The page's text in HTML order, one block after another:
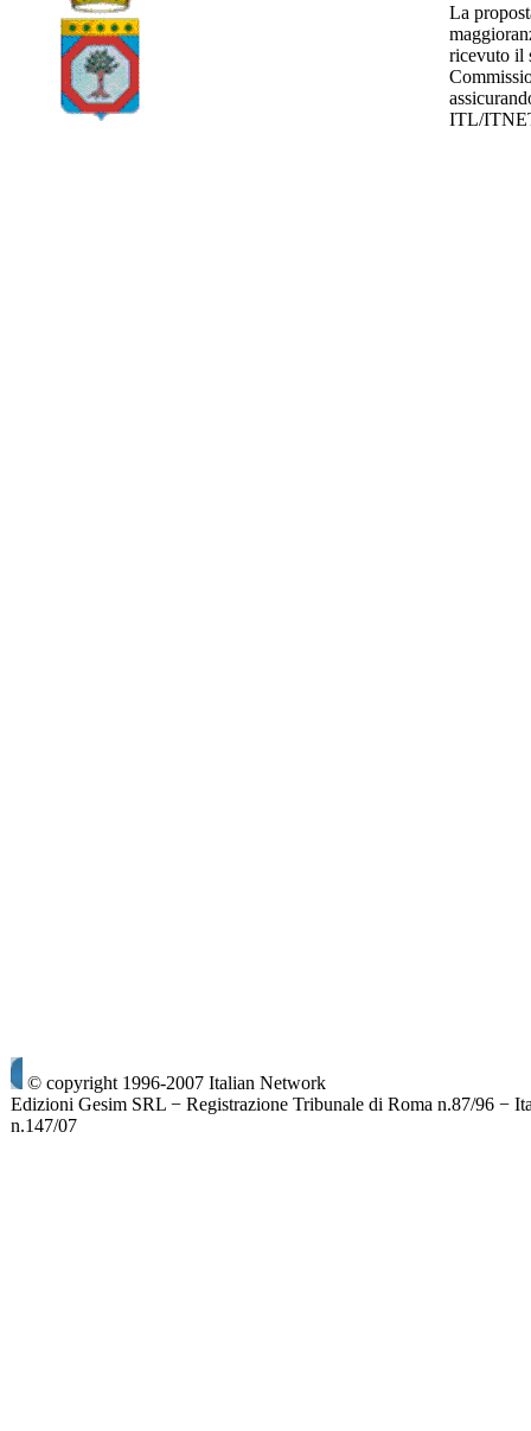
La
ricevuto il
ITL/
© copyright 1996-2007 Italian Network
Edizioni Gesim SRL − Registrazione Tribunale di Roma n.87/96 −
n.147/07